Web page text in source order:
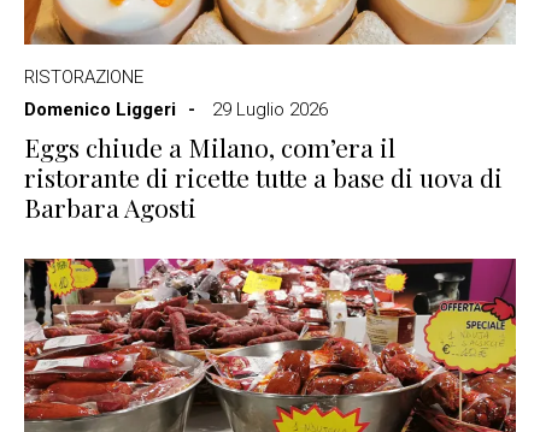
RISTORAZIONE
Domenico Liggeri
29 Luglio 2026
Eggs chiude a Milano, com’era il
ristorante di ricette tutte a base di uova di
Barbara Agosti